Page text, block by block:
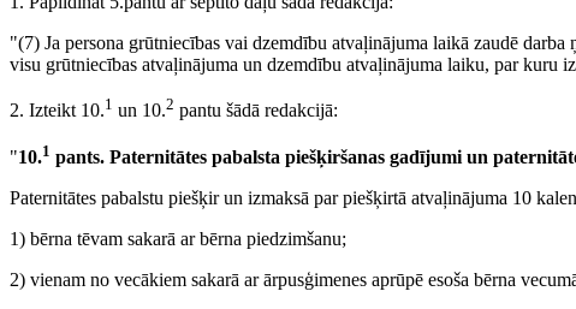
"(7) Ja persona grūtniecības vai dzemdību atvaļinājuma laikā zaudē darba
visu grūtniecības atvaļinājuma un dzemdību atvaļinājuma laiku, par kuru
2. Izteikt 10.1 un 10.2 pantu šādā redakcijā:
"10.1 pants. Paternitātes pabalsta piešķiršanas gadījumi un
Paternitātes pabalstu piešķir un izmaksā par piešķirtā atvaļinājuma 10
1) bērna tēvam sakarā ar bērna piedzimšanu;
2) vienam no vecākiem sakarā ar ārpusģimenes aprūpē esoša bērna